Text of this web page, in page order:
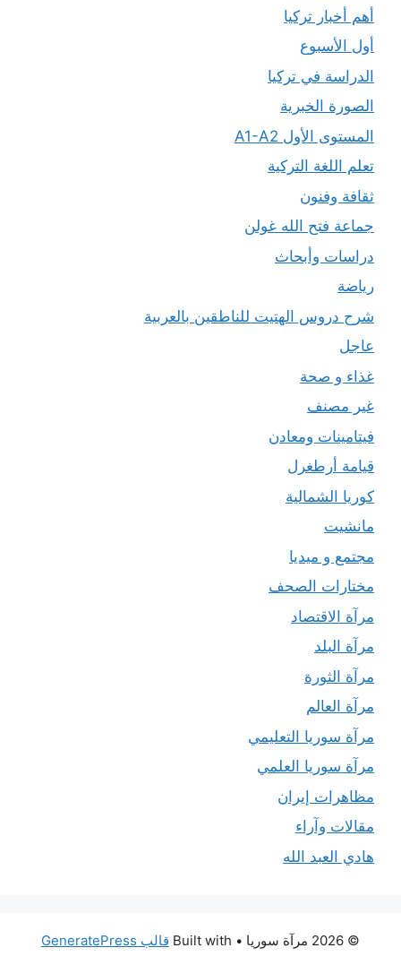
أهم أخبار تركيا
أول الأسبوع
الدراسة في تركيا
الصورة الخبرية
المستوى الأول A1-A2
تعلم اللغة التركية
ثقافة وفنون
جماعة فتح الله غولن
دراسات وأبحاث
رياضة
شرح دروس الهتيت للناطقين بالعربية
عاجل
غذاء و صحة
غير مصنف
فيتامينات ومعادن
قيامة أرطغرل
كوريا الشمالية
مانشيت
مجتمع و ميديا
مختارات الصحف
مرآة الاقتصاد
مرآة البلد
مرآة الثورة
مرآة العالم
مرآة سوريا التعليمي
مرآة سوريا العلمي
مظاهرات إيران
مقالات وآراء
هادي العبد الله
© 2026 مرآة سوريا • Built with قالب GeneratePress